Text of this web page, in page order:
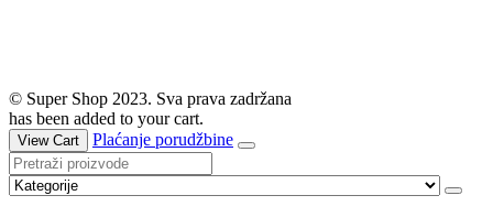
© Super Shop 2023. Sva prava zadržana
has been added to your cart.
View Cart Plaćanje porudžbine